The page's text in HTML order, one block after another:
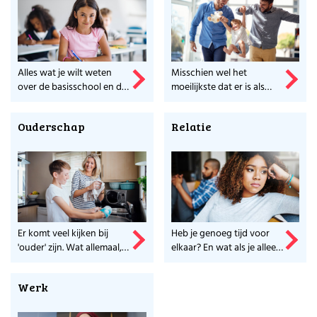
Maak samen een ouderschapsplan
Check de checklist
De Werken en Zorgen checklist heeft veel praktische tips
Meer weten over de makers van dit platform?
Ga naar Stichting Voor Werkende Ouders en ontdek wat
zij nog meer voor ouders doet.
Alles wat je wilt weten
over de basisschool en de
Misschien wel het
moeilijkste dat er is als
Ouderschap
Er komt veel kijken bij
'ouder' zijn. Wat allemaal,
Relatie
Heb je genoeg tijd voor
elkaar? En wat als je alleen
Werk